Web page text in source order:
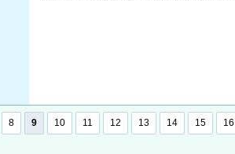
8 9 10 11 12 13 14 15 16